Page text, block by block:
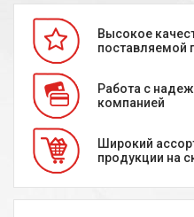
Высокое
поставляемой
Работа с
компанией
Широкий
продукции на